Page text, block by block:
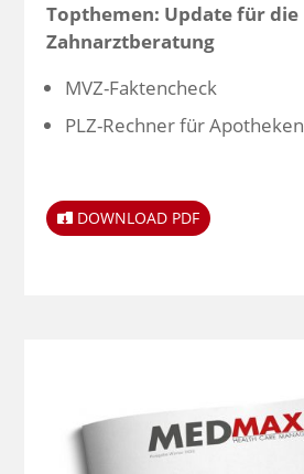
Topthemen: Update für die
Zahnarztberatung
MVZ-Faktencheck
PLZ-Rechner für Apotheken
DOWNLOAD PDF